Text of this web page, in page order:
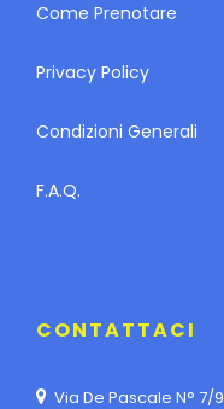
Come Prenotare
Privacy Policy
Condizioni Generali
F.A.Q.
CONTATTACI
Via De Pascale N° 7/9